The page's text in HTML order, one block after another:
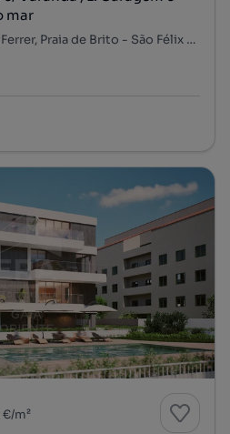
mar
Alameda São Vicente de Ferrer, Praia de Brito - São Félix da Marinha, São Félix da Marinha, Vila Nova de Gaia, Porto
m²